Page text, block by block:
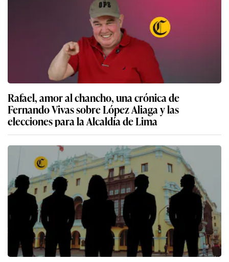
Rafael, amor al chancho, una crónica de
Fernando Vivas sobre López Aliaga y las
elecciones para la Alcaldía de Lima